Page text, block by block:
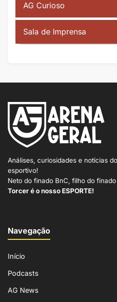
AG Curioso
Sala de Imprensa
Análises, curiosidades e notícias
esportivo!
Neto do finado BnC, filho do
Torcer é o nosso ESPORTE!
Navegação
Início
Podcasts
AG News